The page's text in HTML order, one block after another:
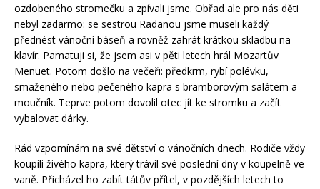
ozdobeného stromečku a zpívali jsme. Obřad ale pro nás děti
nebyl zadarmo: se sestrou Radanou jsme museli každý
přednést vánoční báseň a rovněž zahrát krátkou skladbu na
klavír. Pamatuji si, že jsem asi v pěti letech hrál Mozartův
Menuet. Potom došlo na večeři: předkrm, rybí polévku,
smaženého nebo pečeného kapra s bramborovým salátem a
moučník. Teprve potom dovolil otec jít ke stromku a začít
vybalovat dárky.
Rád vzpomínám na své dětství o vánočních dnech. Rodiče vždy
koupili živého kapra, který trávil své poslední dny v koupelně ve
vaně. Přicházel ho zabít tátův přítel, v pozdějších letech to